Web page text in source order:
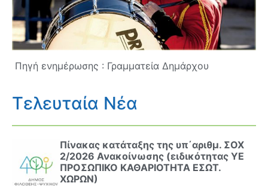
Πηγή ενημέρωσης : Γραμματεία Δημάρχου
Τελευταία Νέα
Πίνακας κατάταξης της υπ΄αριθμ. ΣΟΧ
2/2026 Ανακοίνωσης (ειδικότητας ΥΕ
ΠΡΟΣΩΠΙΚΟ ΚΑΘΑΡΙΟΤΗΤΑ ΕΣΩΤ.
ΧΩΡΩΝ)